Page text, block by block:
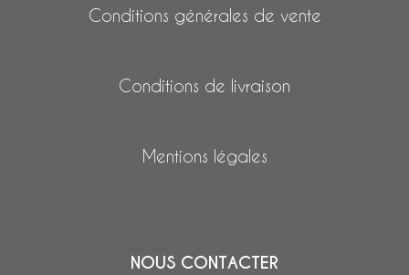
Conditions générales de vente
Conditions de livraison
Mentions légales
NOUS CONTACTER